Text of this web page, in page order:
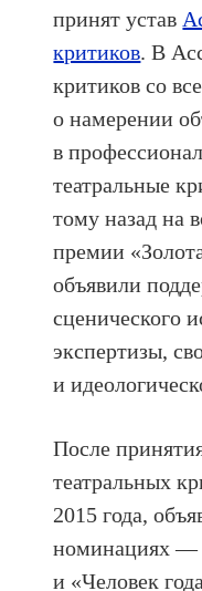
принят устав
критиков. В
критиков со
о намерении
в
театральные
тому назад на
премии
объявили
сценического
экспертизы,
и
После
театральных
2015 года,
номинациях —
и «Человек